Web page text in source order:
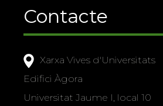
Contacte
Xarxa Vives d'Universitats
Edifici Àgora
Universitat Jaume I, local 10